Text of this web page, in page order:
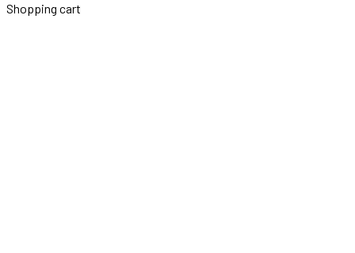
Shopping cart